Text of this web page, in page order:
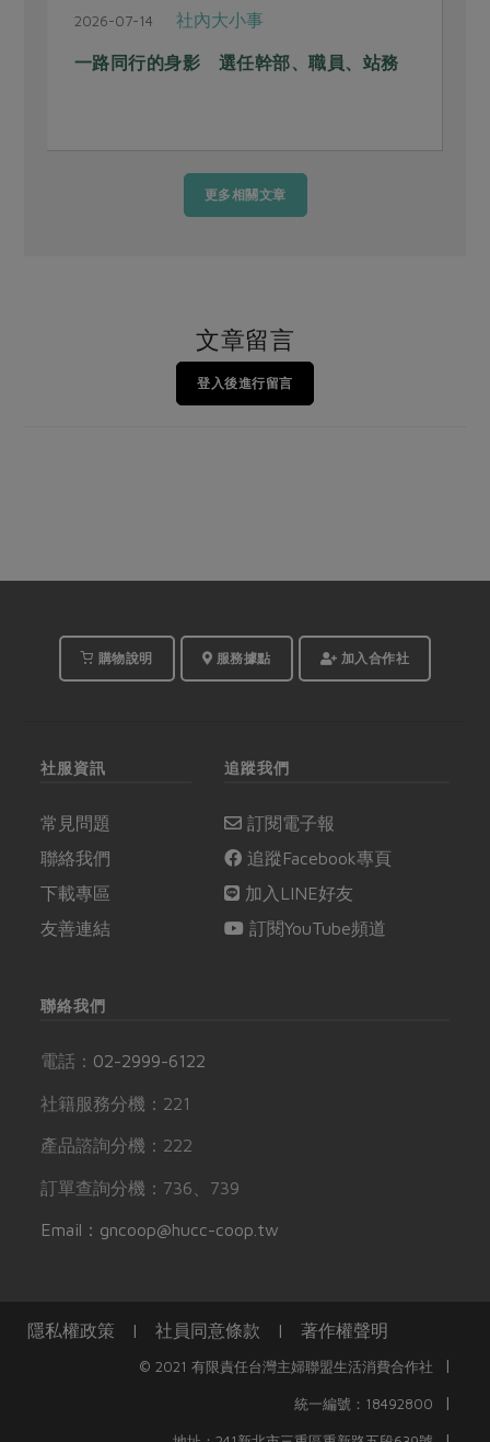
2026-07-14 社內大小事
一路同行的身影 選任幹部、職員、站務
更多相關文章
文章留言
登入後進行留言
購物說明 服務據點 加入合作社
社服資訊
常見問題
聯絡我們
下載專區
友善連結
追蹤我們
訂閱電子報
追蹤Facebook專頁
加入LINE好友
訂閱YouTube頻道
聯絡我們
電話： 02-2999-6122
社籍服務分機：221
產品諮詢分機：222
訂單查詢分機：736、739
Email：gncoop@hucc-coop.tw
隱私權政策 | 社員同意條款 | 著作權聲明
© 2021 有限責任台灣主婦聯盟生活消費合作社 |
統一編號：18492800 |